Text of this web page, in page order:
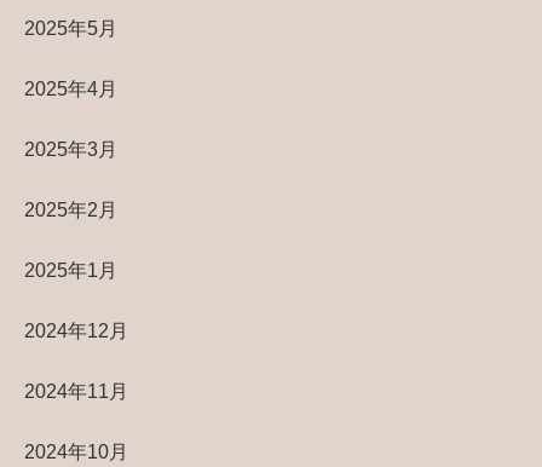
2025年5月
2025年4月
2025年3月
2025年2月
2025年1月
2024年12月
2024年11月
2024年10月